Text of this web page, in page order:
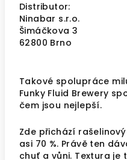
Distributor:
Ninabar s.r.o.
Šimáčkova 3
62800 Brno
Takové spolupráce
Funky Fluid Brewery
čem jsou nejlepší.
Zde přichází
asi 70 %. Právě ten
chuť a vůni. Textura je